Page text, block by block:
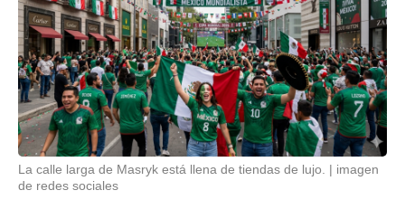
La calle larga de Masryk está llena de tiendas de lujo.
imagen
de redes sociales